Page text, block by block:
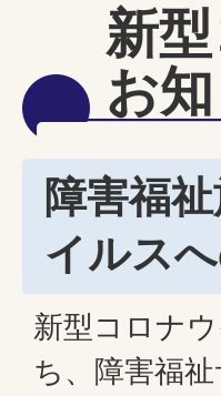
新
お
障害福
イルス
新型コロナ
ち、障害福